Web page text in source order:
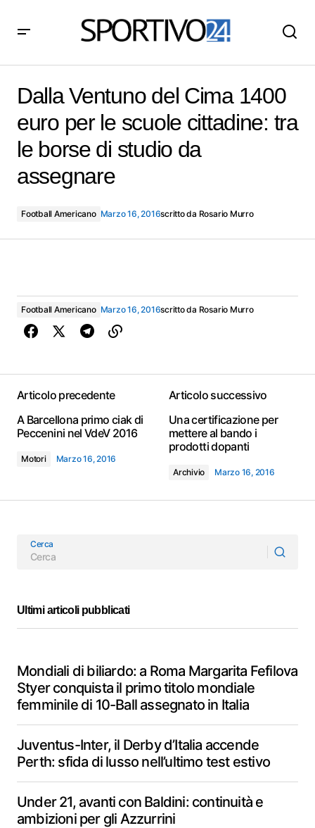
cittadine: tra le borse di studio da assegnare
Dalla Ventuno del Cima 1400
euro per le scuole cittadine: tra
le borse di studio da
assegnare
Football Americano Marzo 16, 2016scritto da Rosario Murro
Football Americano Marzo 16, 2016scritto da Rosario Murro
Articolo precedente
A Barcellona primo ciak di
Peccenini nel VdeV 2016
Motori Marzo 16, 2016
Articolo successivo
Una certificazione per
mettere al bando i
prodotti dopanti
Archivio Marzo 16, 2016
Cerca
Ultimi articoli pubblicati
Mondiali di biliardo: a Roma Margarita Fefilova
Styer conquista il primo titolo mondiale
femminile di 10-Ball assegnato in Italia
Juventus-Inter, il Derby d’Italia accende
Perth: sfida di lusso nell’ultimo test estivo
Under 21, avanti con Baldini: continuità e
ambizioni per gli Azzurrini